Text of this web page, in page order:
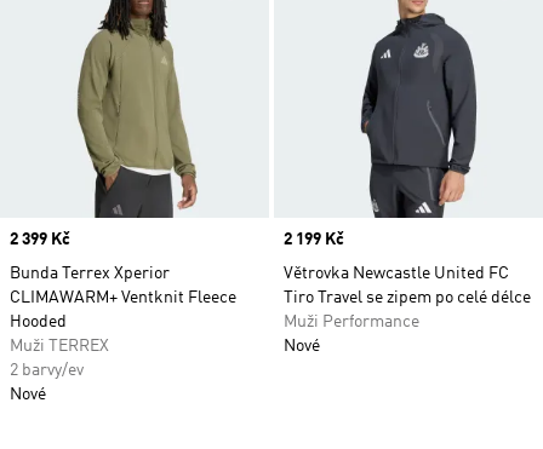
Price
2 399 Kč
Bunda Terrex Xperior
CLIMAWARM+ Ventknit Fleece
Hooded
Muži TERREX
2 barvy/ev
Nové
Price
2 199 Kč
Větrovka Newcastle United FC
Tiro Travel se zipem po celé délce
Muži Performance
Nové